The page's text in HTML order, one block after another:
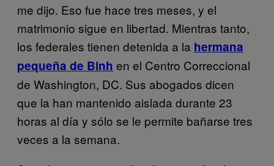
me dijo. Eso fue hace tres meses, y el
matrimonio sigue en libertad. Mientras tanto,
los federales tienen detenida a la hermana
pequeña de Binh en el Centro Correccional
de Washington, DC. Sus abogados dicen
que la han mantenido aislada durante 23
horas al día y sólo se le permite bañarse tres
veces a la semana.